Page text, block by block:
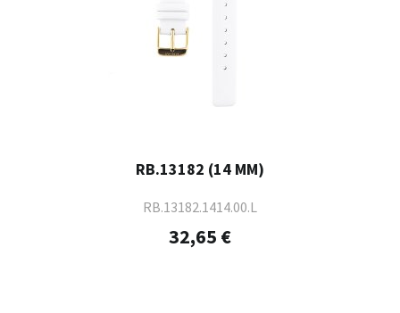
RB.13182 (14 MM)
RB.13182.1414.00.L
32,65 €